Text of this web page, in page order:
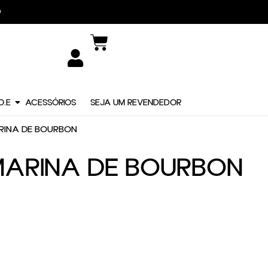
ACESSÓRIOS SEJA UM REVENDEDOR
DE BOURBON
DE BOURBON